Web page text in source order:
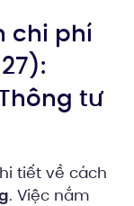
chi phí
tư
tiết về cách
. Việc nắm